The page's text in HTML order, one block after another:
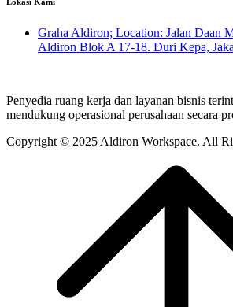
Graha Aldiron; Location: Jalan Daan
Aldiron Blok A 17-18. Duri Kepa,
Penyedia ruang kerja dan layanan bisnis
mendukung operasional perusahaan secara
Copyright © 2025 Aldiron Workspace. All